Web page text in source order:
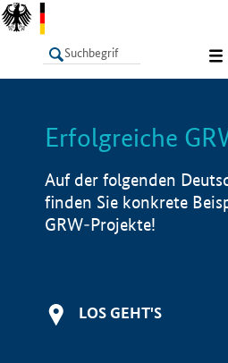
LISTE
Erfolgreiche
Auf der folgenden
finden Sie konkrete
GRW-Projekte!
LOS GEHT'S